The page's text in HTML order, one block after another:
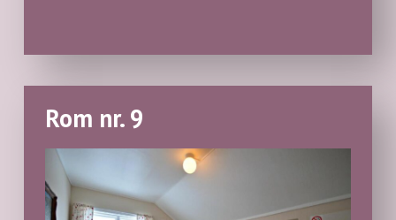
Rom nr. 9